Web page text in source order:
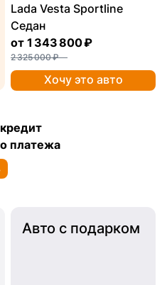
Lada Vesta Sportline
Седан
от 1 343 800 ₽
2 325 000 ₽
Хочу это авто
платежа
Авто с подарком